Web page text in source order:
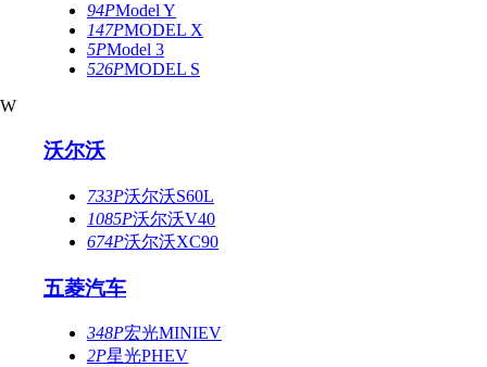
94PModel Y
147PMODEL X
5PModel 3
526PMODEL S
W
沃尔沃
733P沃尔沃S60L
1085P沃尔沃V40
674P沃尔沃XC90
五菱汽车
348P宏光MINIEV
2P星光PHEV